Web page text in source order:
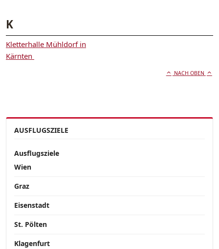
K
Kletterhalle Mühldorf in
Kärnten
NACH OBEN
AUSFLUGSZIELE
Ausflugsziele
Wien
Graz
Eisenstadt
St. Pölten
Klagenfurt